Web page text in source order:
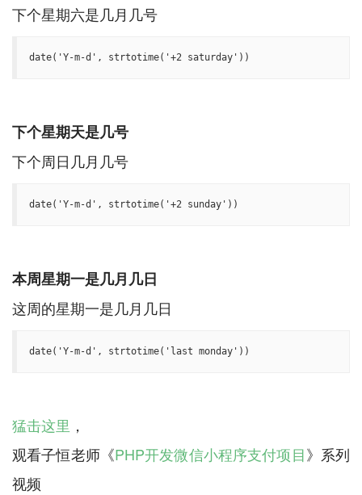
date('Y-m-d', strtotime('+2 saturday'))
下个星期天是几号
date('Y-m-d', strtotime('+2 sunday'))
本周星期一是几月几日
date('Y-m-d', strtotime('last monday'))
猛击这里 ，
观看子恒老师《PHP开发微信小程序支付项目》系列
视频